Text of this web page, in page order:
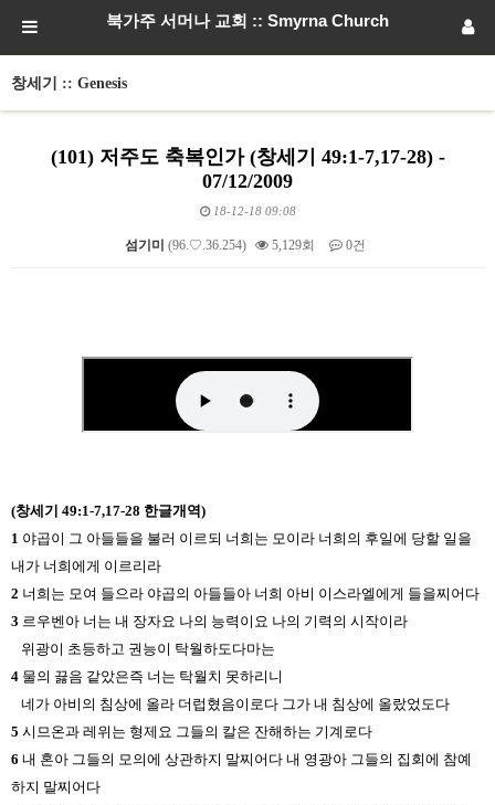
북가주 서머나 교회 :: Smyrna Church
창세기 :: Genesis
(101) 저주도 축복인가 (창세기 49:1-7,17-28) -
07/12/2009
18-12-18 09:08
섬기미 (96.♡.36.254) 5,129회 0건
(창세기 49:1-7,17-28 한글개역)
1 야곱이 그 아들들을 불러 이르되 너희는 모이라 너희의 후일에 당할 일을
내가 너희에게 이르리라
2 너희는 모여 들으라 야곱의 아들들아 너희 아비 이스라엘에게 들을찌어다
3 르우벤아 너는 내 장자요 나의 능력이요 나의 기력의 시작이라
위광이 초등하고 권능이 탁월하도다마는
4 물의 끓음 같았은즉 너는 탁월치 못하리니
네가 아비의 침상에 올라 더럽혔음이로다 그가 내 침상에 올랐었도다
5 시므온과 레위는 형제요 그들의 칼은 잔해하는 기계로다
6 내 혼아 그들의 모의에 상관하지 말찌어다 내 영광아 그들의 집회에 참예
하지 말찌어다